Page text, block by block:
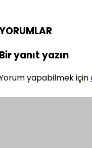
yanıt yazın
yapabilmek için